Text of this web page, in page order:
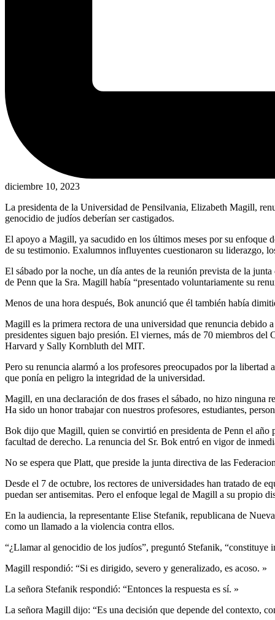
diciembre 10, 2023
La presidenta de la Universidad de Pensilvania, Elizabeth Magill,
genocidio de judíos deberían ser castigados.
El apoyo a Magill, ya sacudido en los últimos meses por su enfoque
de su testimonio. Exalumnos influyentes cuestionaron su liderazgo,
El sábado por la noche, un día antes de la reunión prevista de la
de Penn que la Sra. Magill había “presentado voluntariamente su
Menos de una hora después, Bok anunció que él también había
Magill es la primera rectora de una universidad que renuncia debido
presidentes siguen bajo presión. El viernes, más de 70 miembros
Harvard y Sally Kornbluth del MIT.
Pero su renuncia alarmó a los profesores preocupados por la
que ponía en peligro la integridad de la universidad.
Magill, en una declaración de dos frases el sábado, no hizo
Ha sido un honor trabajar con nuestros profesores, estudiantes,
Bok dijo que Magill, quien se convirtió en presidenta de Penn el año
facultad de derecho. La renuncia del Sr. Bok entró en vigor de
No se espera que Platt, que preside la junta directiva de las
Desde el 7 de octubre, los rectores de universidades han tratado de
puedan ser antisemitas. Pero el enfoque legal de Magill a su propio
En la audiencia, la representante Elise Stefanik, republicana de
como un llamado a la violencia contra ellos.
“¿Llamar al genocidio de los judíos”, preguntó Stefanik, “constituye
Magill respondió: “Si es dirigido, severo y generalizado, es acoso. »
La señora Stefanik respondió: “Entonces la respuesta es sí. »
La señora Magill dijo: “Es una decisión que depende del contexto,